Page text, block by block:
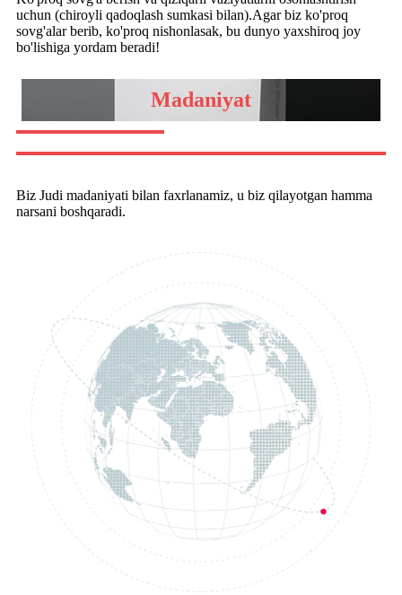
uchun (chiroyli qadoqlash sumkasi bilan).Agar biz ko'proq
sovg'alar berib, ko'proq nishonlasak, bu dunyo yaxshiroq joy
bo'lishiga yordam beradi!
Madaniyat
Biz Judi madaniyati bilan faxrlanamiz, u biz qilayotgan hamma
narsani boshqaradi.